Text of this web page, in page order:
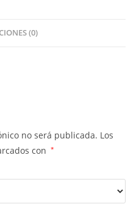
(0)
no será publicada. Los
con
*